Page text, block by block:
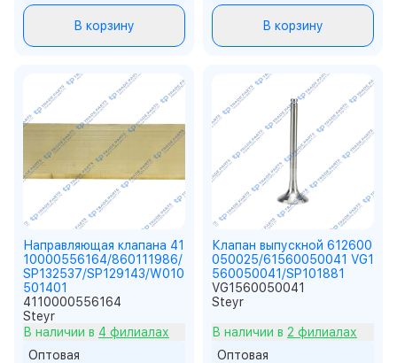
В корзину В корзину
Направляющая клапана 41
10000556164/860111986/
SP132537/SP129143/W010
501401
4110000556164
Steyr
В наличии в 4 филиалах
Оптовая
Клапан выпускной 612600
050025/61560050041 VG1
560050041/SP101881
VG1560050041
Steyr
В наличии в 2 филиалах
Оптовая